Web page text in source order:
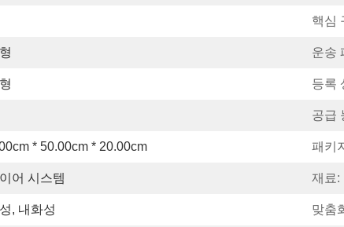
핵심
운송
등록
공급
* 50.00cm * 20.00cm 패키
어 시스템 재료:
, 내화성 맞춤